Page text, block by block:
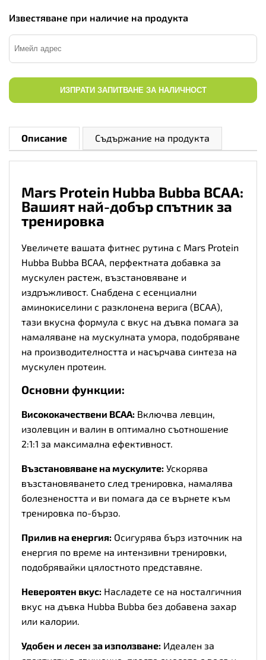
Известяване при наличие на продукта
ИЗПРАТИ ЗАПИТВАНЕ ЗА НАЛИЧНОСТ
Описание Съдържание на продукта
Mars Protein Hubba Bubba BCAA:
Вашият най-добър спътник за
тренировка
Увеличете вашата фитнес рутина с Mars Protein
Hubba Bubba BCAA, перфектната добавка за
мускулен растеж, възстановяване и
издръжливост. Снабдена с есенциални
аминокиселини с разклонена верига (BCAA),
тази вкусна формула с вкус на дъвка помага за
намаляване на мускулната умора, подобряване
на производителността и насърчава синтеза на
мускулен протеин.
Основни функции:
Висококачествени BCAA: Включва левцин,
изолевцин и валин в оптимално съотношение
2:1:1 за максимална ефективност.
Възстановяване на мускулите: Ускорява
възстановяването след тренировка, намалява
болезнеността и ви помага да се върнете към
тренировка по-бързо.
Прилив на енергия: Осигурява бърз източник на
енергия по време на интензивни тренировки,
подобрявайки цялостното представяне.
Невероятен вкус: Насладете се на носталгичния
вкус на дъвка Hubba Bubba без добавена захар
или калории.
Удобен и лесен за използване: Идеален за